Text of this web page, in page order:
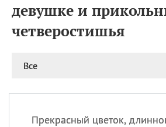
девушке и
четверостишья
Все
Прекрасный цветок,
06.08
07.08
07.08